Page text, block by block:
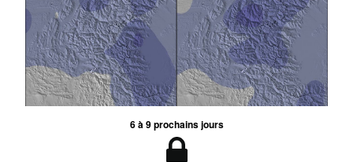
6 à 9 prochains jours